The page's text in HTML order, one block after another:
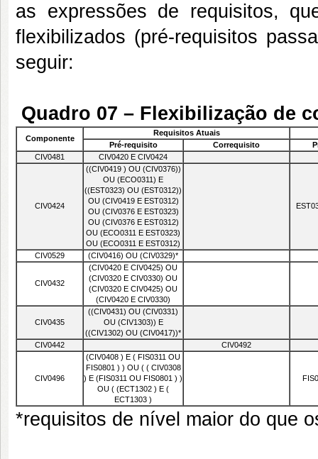
as expressões de requisitos,
flexibilizados (pré-requisitos
seguir:
Quadro 07 – Flexibilização de
Componente
Requisitos Atuais
Pré-requisito
Correquisito
CIV0481
CIV0420 E CIV0424
CIV0424
((CIV0419) OU (CIV0376))
OU (ECO0311) E
((EST0323) OU (EST0312))
OU (CIV0419E EST0312)
OU (CIV0376E EST0323)
OU (CIV0376E EST0312)
OU (ECO0311 E EST0323)
OU (ECO0311 E EST0312)
CIV0529 (CIV0416) OU (CIV0329)*
CIV0432
(CIV0420 E CIV0425) OU
(CIV0320 E CIV0330) OU
(CIV0320 E CIV0425) OU
(CIV0420 E CIV0330)
CIV0435
((CIV0431) OU (CIV0331)
OU (CIV1303)) E
((CIV1302) OU (CIV0417))*
CIV0442
CIV0492
CIV0496
(CIV0408 ) E ( FIS0311 OU
FIS0801 ) ) OU ( ( CIV0308
) E (FIS0311 OU FIS0801 ) )
OU ( (ECT1302 ) E (
ECT1303 )
*requisitos de nível maior do que